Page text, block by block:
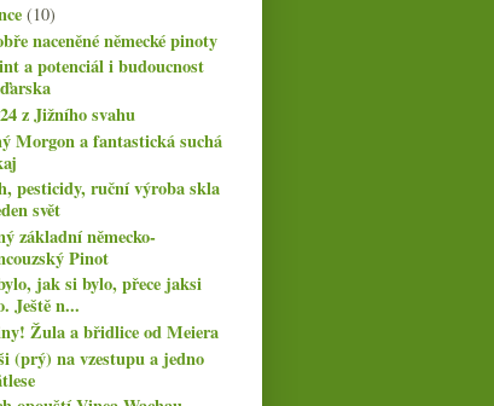
(10)
naceněné německé pinoty
a potenciál i budoucnost
z Jižního svahu
Morgon a fantastická suchá
pesticidy, ruční výroba skla
svět
základní německo-
Pinot
jak si bylo, přece jaksi
Ještě n...
Žula a břidlice od Meiera
(prý) na vzestupu a jedno